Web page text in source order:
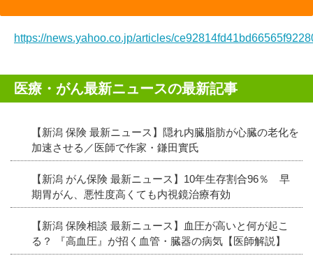
https://news.yahoo.co.jp/articles/
医療・がん最新ニュースの最新記事
【新潟 保険 最新ニュース】隠れ内臓脂肪が心臓の老化を
加速させる／医師で作家・鎌田實氏
【新潟 がん保険 最新ニュース】10年生存割合96％ 早
期胃がん、悪性度高くても内視鏡治療有効
【新潟 保険相談 最新ニュース】血圧が高いと何が起こ
る？ 『高血圧』が招く血管・臓器の病気【医師解説】